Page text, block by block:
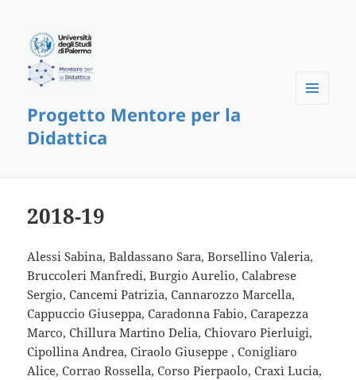
Progetto Mentore per la
Didattica
2018-19
Alessi Sabina, Baldassano Sara, Borsellino Valeria,
Bruccoleri Manfredi, Burgio Aurelio, Calabrese
Sergio, Cancemi Patrizia, Cannarozzo Marcella,
Cappuccio Giuseppa, Caradonna Fabio, Carapezza
Marco, Chillura Martino Delia, Chiovaro Pierluigi,
Cipollina Andrea, Ciraolo Giuseppe , Conigliaro
Alice, Corrao Rossella, Corso Pierpaolo, Craxì Lucia,